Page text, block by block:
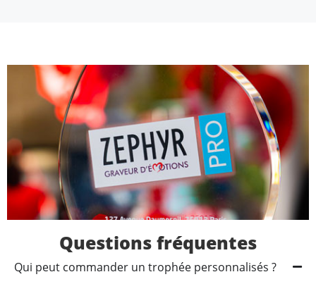
Questions fréquentes
Qui peut commander un trophée personnalisés ?